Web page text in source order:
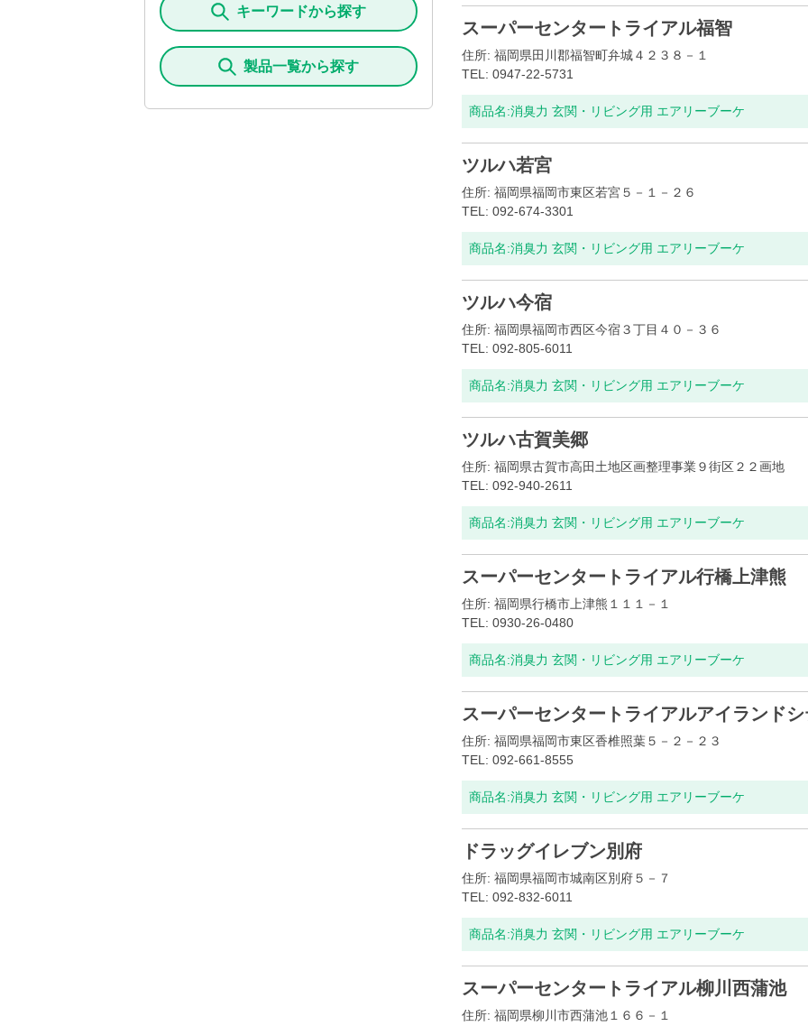
キーワードから探す
製品一覧から探す
スーパーセンタートライアル福智
住所: 福岡県田川郡福智町弁城４２３８－１
TEL: 0947-22-5731
商品名:消臭力 玄関・リビング用 エアリーブーケ
ツルハ若宮
住所: 福岡県福岡市東区若宮５－１－２６
TEL: 092-674-3301
商品名:消臭力 玄関・リビング用 エアリーブーケ
ツルハ今宿
住所: 福岡県福岡市西区今宿３丁目４０－３６
TEL: 092-805-6011
商品名:消臭力 玄関・リビング用 エアリーブーケ
ツルハ古賀美郷
住所: 福岡県古賀市高田土地区画整理事業９街区２２画地
TEL: 092-940-2611
商品名:消臭力 玄関・リビング用 エアリーブーケ
スーパーセンタートライアル行橋上津熊
住所: 福岡県行橋市上津熊１１１－１
TEL: 0930-26-0480
商品名:消臭力 玄関・リビング用 エアリーブーケ
スーパーセンタートライアルアイランド
住所: 福岡県福岡市東区香椎照葉５－２－２３
TEL: 092-661-8555
商品名:消臭力 玄関・リビング用 エアリーブーケ
ドラッグイレブン別府
住所: 福岡県福岡市城南区別府５－７
TEL: 092-832-6011
商品名:消臭力 玄関・リビング用 エアリーブーケ
スーパーセンタートライアル柳川西蒲池
住所: 福岡県柳川市西蒲池１６６－１